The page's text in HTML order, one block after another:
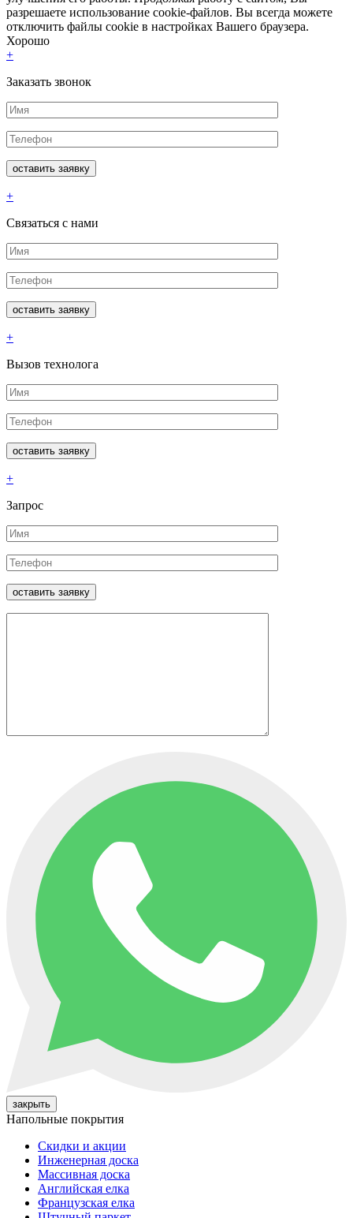
разрешаете использование cookie-файлов. Вы всегда можете
отключить файлы cookie в настройках Вашего браузера.
Хорошо
+
Заказать звонок
+
Связаться с нами
+
Вызов технолога
+
Запрос
закрыть
Напольные покрытия
Cкидки и акции
Инженерная доска
Массивная доска
Английская елка
Французская елка